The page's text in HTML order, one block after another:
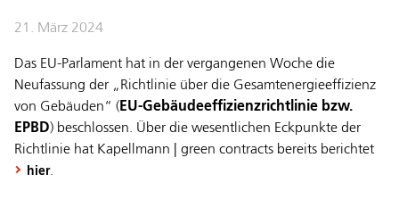
21. März 2024
Das EU-Parlament hat in der vergangenen Woche die
Neufassung der „Richtlinie über die Gesamtenergieeffizienz
von Gebäuden“ ( EU-Gebäudeeffizienzrichtlinie bzw.
EPBD) beschlossen. Über die wesentlichen Eckpunkte der
Richtlinie hat Kapellmann | green contracts bereits berichtet
hier.